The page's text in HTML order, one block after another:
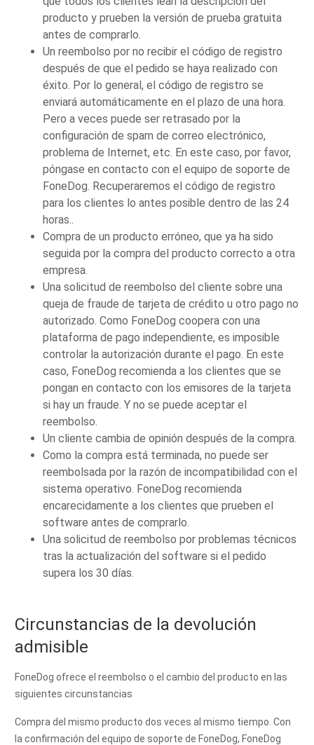
producto y prueben la versión de prueba gratuita
antes de comprarlo.
Un reembolso por no recibir el código de registro
después de que el pedido se haya realizado con
éxito. Por lo general, el código de registro se
enviará automáticamente en el plazo de una hora.
Pero a veces puede ser retrasado por la
configuración de spam de correo electrónico,
problema de Internet, etc. En este caso, por favor,
póngase en contacto con el equipo de soporte de
FoneDog. Recuperaremos el código de registro
para los clientes lo antes posible dentro de las 24
horas..
Compra de un producto erróneo, que ya ha sido
seguida por la compra del producto correcto a otra
empresa.
Una solicitud de reembolso del cliente sobre una
queja de fraude de tarjeta de crédito u otro pago no
autorizado. Como FoneDog coopera con una
plataforma de pago independiente, es imposible
controlar la autorización durante el pago. En este
caso, FoneDog recomienda a los clientes que se
pongan en contacto con los emisores de la tarjeta
si hay un fraude. Y no se puede aceptar el
reembolso.
Un cliente cambia de opinión después de la compra.
Como la compra está terminada, no puede ser
reembolsada por la razón de incompatibilidad con el
sistema operativo. FoneDog recomienda
encarecidamente a los clientes que prueben el
software antes de comprarlo.
Una solicitud de reembolso por problemas técnicos
tras la actualización del software si el pedido
supera los 30 días.
Circunstancias de la devolución
admisible
FoneDog ofrece el reembolso o el cambio del producto en las
siguientes circunstancias
Compra del mismo producto dos veces al mismo tiempo. Con
la confirmación del equipo de soporte de FoneDog, FoneDog